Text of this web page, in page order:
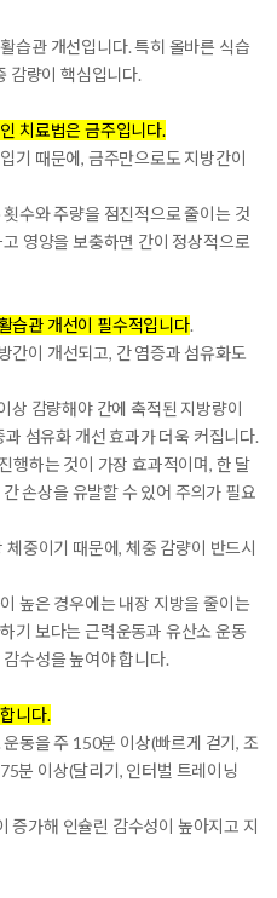
습관 개선입니다. 특히 올바른 식습
감량이 핵심입니다.
치료법은 금주입니다.
기 때문에, 금주만으로도 지방간이
수와 주량을 점진적으로 줄이는 것
영양을 보충하면 간이 정상적으로
습관 개선이 필수적입니다.
간이 개선되고, 간 염증과 섬유화도
상 감량해야 간에 축적된 지방량이
섬유화 개선 효과가 더욱 커집니다.
행하는 것이 가장 효과적이며, 한 달
손상을 유발할 수 있어 주의가 필요
중이기 때문에, 체중 감량이 반드시
높은 경우에는 내장 지방을 줄이는
기 보다는 근력운동과 유산소 운동
수성을 높여야 합니다.
니다.
동을 주 150분 이상(빠르게 걷기, 조
분 이상(달리기, 인터벌 트레이닝
증가해 인슐린 감수성이 높아지고 지